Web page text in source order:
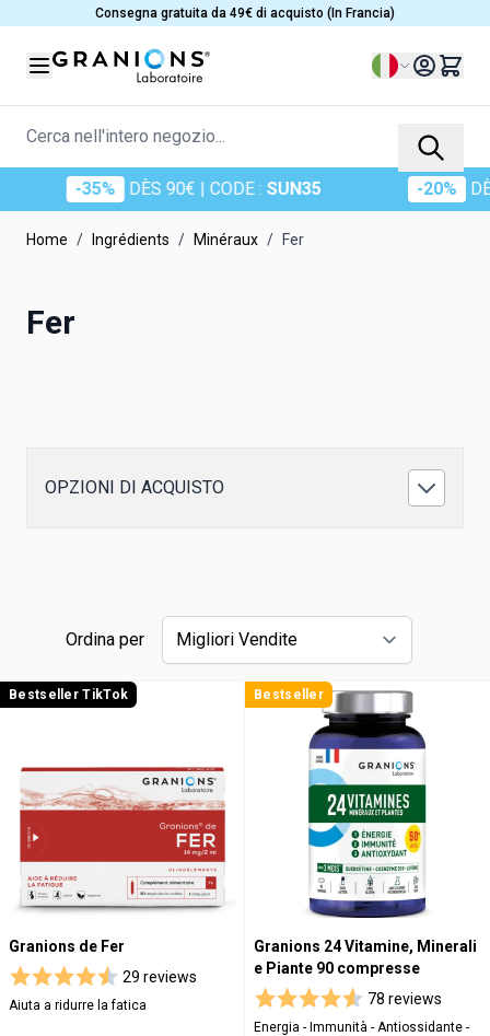
Salta al contenutoConsegna gratuita da 49€ di acquisto (In Francia)
Lingua
Cerca nell'intero negozio...
-35% DÈS 90€| CODE :SUN35 -20% DÈS
Home / Ingrédients / Minéraux / Fer
Fer
OPZIONI DI ACQUISTO
Ordina per
Bestseller TikTok
Granions de Fer
29 reviews
Aiuta a ridurre la fatica
Bestseller
Granions 24 Vitamine, Minerali
e Piante 90 compresse
78 reviews
Energia - Immunità - Antiossidante -